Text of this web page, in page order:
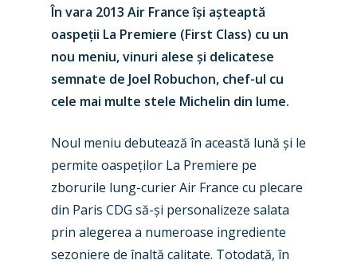
În vara 2013 Air France își așteaptă
oaspeții La Premiere (First Class) cu un
nou meniu, vinuri alese și delicatese
semnate de Joel Robuchon, chef-ul cu
cele mai multe stele Michelin din lume.
Noul meniu debutează în această lună și le
permite oaspeților La Premiere pe
zborurile lung-curier Air France cu plecare
din Paris CDG să-și personalizeze salata
prin alegerea a numeroase ingrediente
sezoniere de înaltă calitate. Totodată, în